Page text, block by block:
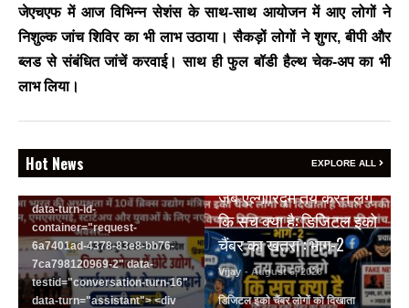
जेएचएफ में आज विभिन्न सेशंस के साथ-साथ आयोजन में आए लोगों ने
निशुल्क जांच शिविर का भी लाभ उठाया। सैकड़ों लोगों ने शुगर, बीपी और
ब्लड से संबंधित जांचें करवाई। साथ ही फुल बॉडी हैल्थ चेक-अप का भी
लाभ लिया।
Hot News EXPLORE ALL
<section class="text-token-
text-primary w-full
focus:outline-none has-data-
writing-block:pointer-events-
none <&:has()>*>:pointer-
R6Vx5W_threadScrollVars
dir="auto" data-turn-
id="request-6a7401ad-4378-
data-turn-id-
container="request-
6a7401ad-4378-83e8-bb76-
7ca798120969-2" data-
testid="conversation-turn-16"
data-turn="assistant"> <div
जब एल्गोरिद्म तय करने लगे
कि सच क्या है: डिजिटल इको
चैंबर का खतरा : भाग-2
Vijay - August 6, 2026
डिजिटल इको चैंबर लोगों को दिखाता